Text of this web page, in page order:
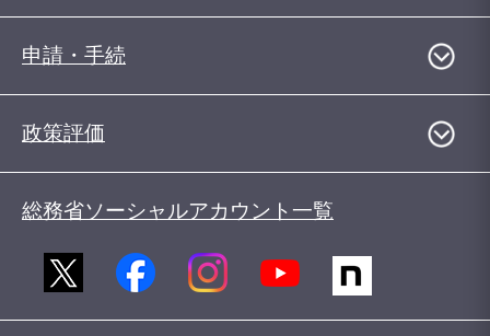
申請・手続
政策評価
総務省ソーシャルアカウント一覧